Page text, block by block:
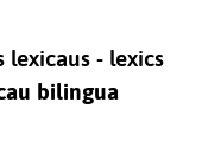
lexicaus - lexics
bilingua